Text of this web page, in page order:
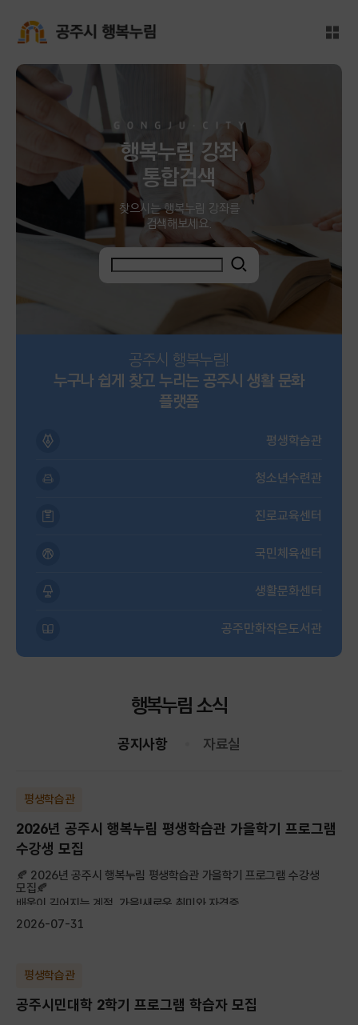
전체
행복누림 강좌
통합검색
찾으시는 행복누림 강좌를
검색해보세요.
공주시 행복누림!
누구나 쉽게 찾고 누리는 공주시 생활 문화
플랫폼
평생학습관
청소년수련관
진로교육센터
국민체육센터
생활문화센터
공주만화작은도서관
행복누림 소식
공지사항 자료실
평생학습관
2026년 공주시 행복누림 평생학습관 가을학기 프로그램
수강생 모집
🍂 2026년 공주시 행복누림 평생학습관 가을학기 프로그램 수강생
모집🍂
배움이 깊어지는 계절, 가을!새로운 취미와 자격증, ...
2026-07-31
평생학습관
공주시민대학 2학기 프로그램 학습자 모집